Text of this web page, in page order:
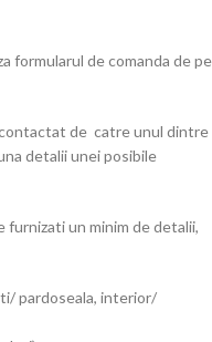
formularul de comanda de pe
de catre unul dintre
detalii unei posibile
furnizati un minim de detalii,
pardoseala, interior/